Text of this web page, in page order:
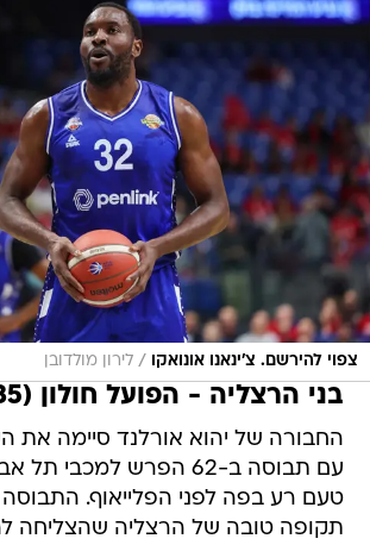
צפוי להירשם. צ'ינאנו אונואקו / לירון מולדובן
בני הרצליה - הפועל חולון (18:35)
החבורה של יהוא אורלנד סיימה את
עם תבוסה ב-62 הפרש
טעם רע בפה לפני הפלייאוף. התבוסה
תקופה טובה של הרצליה שהצליחה